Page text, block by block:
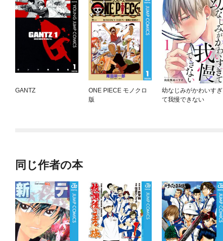
GANTZ
ONE PIECE モノクロ
版
幼なじみがかわいすぎ
て我慢できない
同じ作者の本